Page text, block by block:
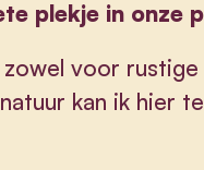
plekje in onze
voor
kan ik hier